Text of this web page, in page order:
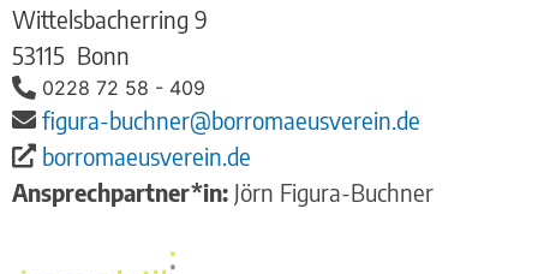
Wittelsbacherring 9
53115 Bonn
0228 72 58 - 409
figura-buchner@borromaeusverein.de
borromaeusverein.de
Ansprechpartner*in: Jörn Figura-Buchner